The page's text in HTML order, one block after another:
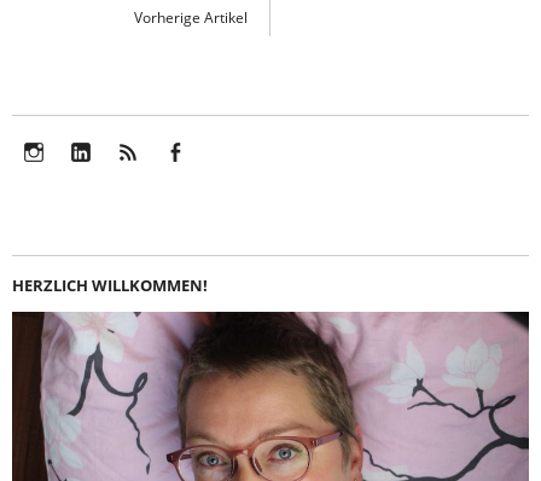
Vorherige Artikel
HERZLICH WILLKOMMEN!